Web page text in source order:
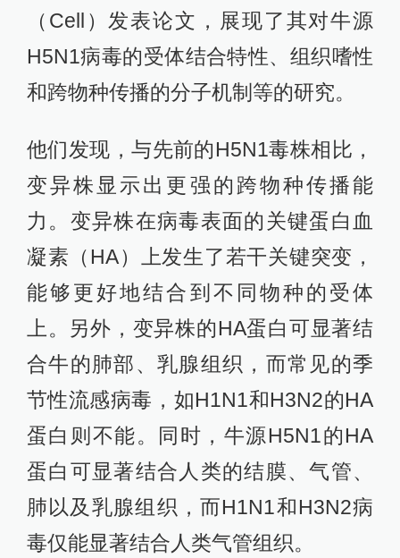
（Cell）发表论文，展现了其对牛源
H5N1病毒的受体结合特性、组织嗜性
和跨物种传播的分子机制等的研究。
他们发现，与先前的H5N1毒株相比，
变异株显示出更强的跨物种传播能
力。变异株在病毒表面的关键蛋白血
凝素（HA）上发生了若干关键突变，
能够更好地结合到不同物种的受体
上。另外，变异株的HA蛋白可显著结
合牛的肺部、乳腺组织，而常见的季
节性流感病毒，如H1N1和H3N2的HA
蛋白则不能。同时，牛源H5N1的HA
蛋白可显著结合人类的结膜、气管、
肺以及乳腺组织，而H1N1和H3N2病
毒仅能显著结合人类气管组织。